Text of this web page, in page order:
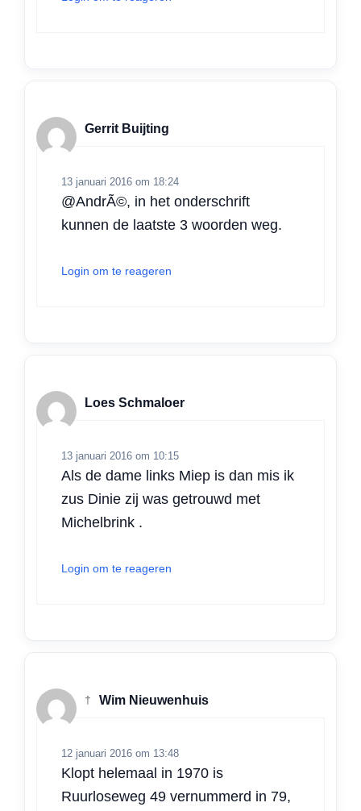
Gerrit Buijting
13 januari 2016 om 18:24
@AndrÃ©, in het onderschrift
kunnen de laatste 3 woorden weg.
Login om te reageren
Loes Schmaloer
13 januari 2016 om 10:15
Als de dame links Miep is dan mis ik
zus Dinie zij was getrouwd met
Michelbrink .
Login om te reageren
† Wim Nieuwenhuis
12 januari 2016 om 13:48
Klopt helemaal in 1970 is
Ruurloseweg 49 vernummerd in 79,